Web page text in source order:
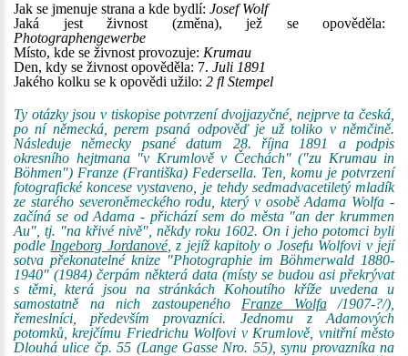
Jak se jmenuje strana a kde bydlí: Josef Wolf
Jaká jest živnost (změna), jež se opověděla:
Photographengewerbe
Místo, kde se živnost provozuje: Krumau
Den, kdy se živnost opověděla: 7. Juli 1891
Jakého kolku se k opovědi užilo: 2 fl Stempel
Ty otázky jsou v tiskopise potvrzení dvojjazyčné, nejprve ta česká,
po ní německá, perem psaná odpověď je už toliko v němčině.
Následuje německy psané datum 28. října 1891 a podpis
okresního hejtmana "v Krumlově v Čechách" ("zu Krumau in
Böhmen") Franze (Františka) Federsella. Ten, komu je potvrzení
fotografické koncese vystaveno, je tehdy sedmadvacetiletý mladík
ze starého severoněmeckého rodu, který v osobě Adama Wolfa -
začíná se od Adama - přichází sem do města "an der krummen
Au", tj. "na křivé nivě", někdy roku 1602. On i jeho potomci byli
podle Ingeborg Jordanové, z jejíž kapitoly o Josefu Wolfovi v její
sotva překonatelné knize "Photographie im Böhmerwald 1880-
1940" (1984) čerpám některá data (místy se budou asi překrývat
s těmi, která jsou na stránkách Kohoutího kříže uvedena u
samostatně na nich zastoupeného Franze Wolfa/1907-?/),
řemeslníci, především provazníci. Jednomu z Adamových
potomků, krejčímu Friedrichu Wolfovi v Krumlově, vnitřní město
Dlouhá ulice čp. 55 (Lange Gasse Nro. 55), synu provazníka na